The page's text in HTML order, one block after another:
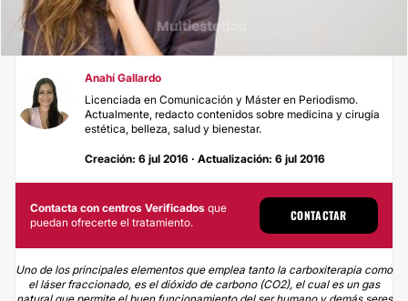
Anahí Gallardo
Licenciada en Comunicación y Máster en Periodismo.
Actualmente, redacto contenidos sobre medicina y cirugía
estética, belleza, salud y bienestar.
Creación: 6 jul 2016 · Actualización: 6 jul 2016
Contacta con centros Verificados que
puedan ofrecerte el tratamiento.
CONTACTAR
Uno de los principales elementos que emplea tanto la carboxiterapia como
el láser fraccionado, es el dióxido de carbono (CO2), el cual es un gas